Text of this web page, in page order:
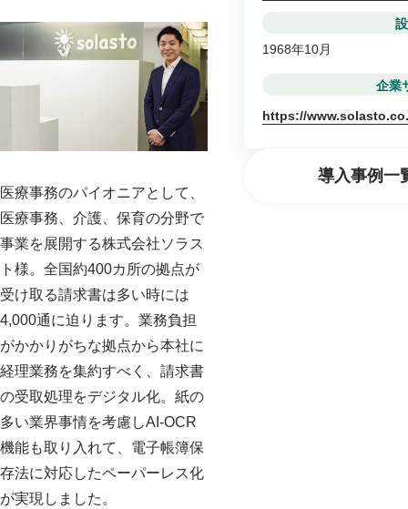
1968年10月
企業
https://
導入事例一
医療事務のパイオニアとして、
医療事務、介護、保育の分野で
事業を展開する株式会社ソラス
ト様。全国約400カ所の拠点が
受け取る請求書は多い時には
4,000通に迫ります。業務負担
がかかりがちな拠点から本社に
経理業務を集約すべく、請求書
の受取処理をデジタル化。紙の
多い業界事情を考慮しAI-OCR
機能も取り入れて、電子帳簿保
存法に対応したペーパーレス化
が実現しました。